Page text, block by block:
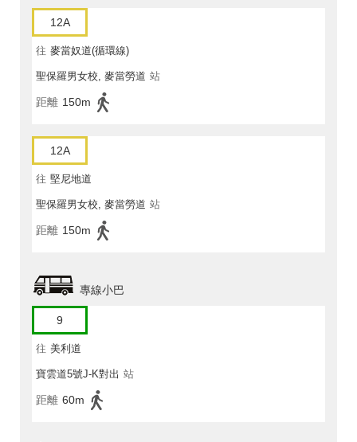
12A
往 麥當奴道(循環線)
聖保羅男女校, 麥當勞道 站
距離 150m
12A
往 堅尼地道
聖保羅男女校, 麥當勞道 站
距離 150m
專線小巴
9
往 美利道
寶雲道5號J-K對出 站
距離 60m